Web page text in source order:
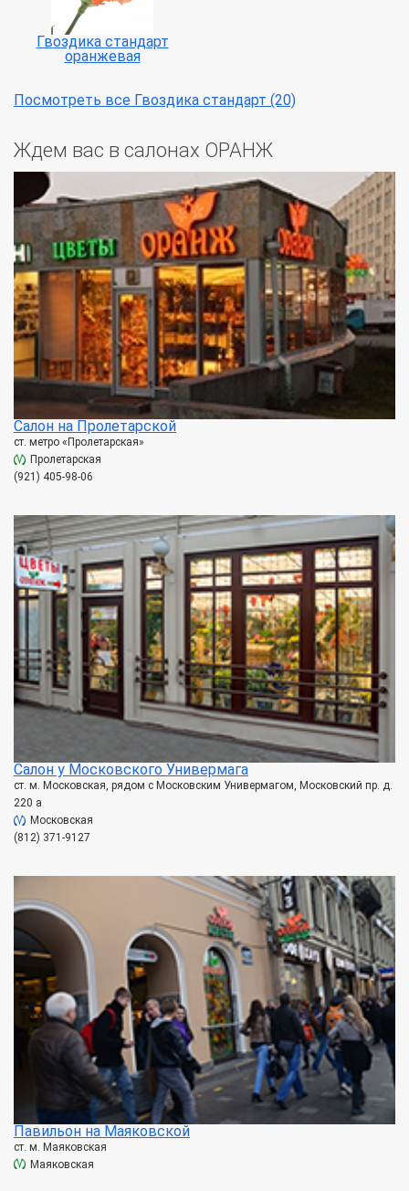
Гвоздика стандарт
оранжевая
Посмотреть все Гвоздика стандарт (20)
Ждем вас в салонах ОРАНЖ
Салон на Пролетарской
ст. метро «Пролетарская»
Пролетарская
(921) 405-98-06
Салон у Московского Универмага
ст. м. Московская, рядом с Московским Универмагом, Московский пр. д.
220 а
Московская
(812) 371-9127
Павильон на Маяковской
ст. м. Маяковская
Маяковская